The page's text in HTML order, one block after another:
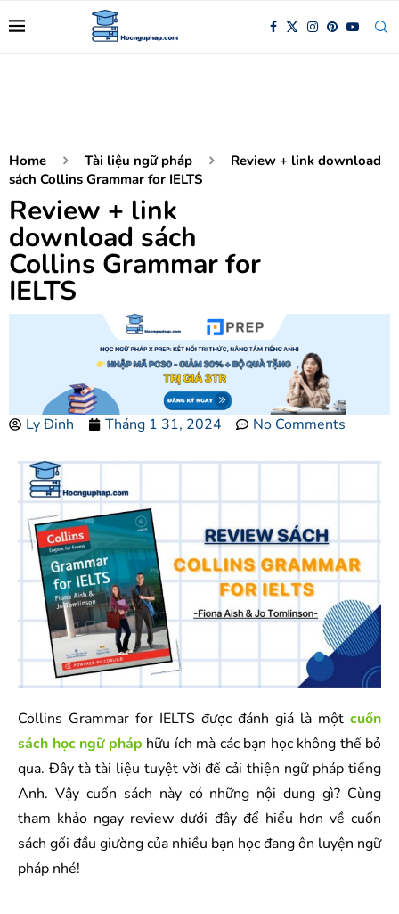
Home Tài liệu ngữ pháp
Review + link download
sách Collins Grammar for IELTS
Review + link
download sách
Collins Grammar for
IELTS
Ly Đinh Tháng 1 31, 2024 No Comments
Collins Grammar for IELTS được đánh giá là một cuốn
sách học ngữ pháp hữu ích mà các bạn học không thể bỏ
qua. Đây tà tài liệu tuyệt vời để cải thiện ngữ pháp tiếng
Anh. Vậy cuốn sách này có những nội dung gì? Cùng
tham khảo ngay review dưới đây để hiểu hơn về cuốn
sách gối đầu giường của nhiều bạn học đang ôn luyện ngữ
pháp nhé!